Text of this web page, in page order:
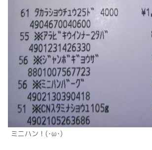
ミニハン！(･ω･)